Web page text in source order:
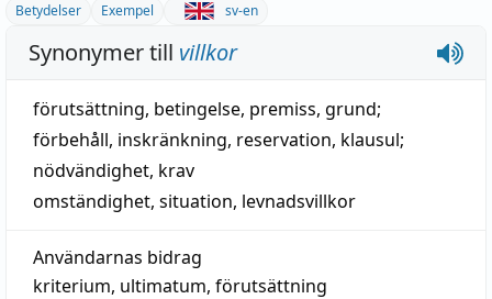
Betydelser Exempel sv-en
Synonymer till villkor
förutsättning, betingelse, premiss, grund;
förbehåll, inskränkning, reservation, klausul;
nödvändighet, krav
omständighet, situation, levnadsvillkor
Användarnas bidrag
kriterium, ultimatum, förutsättning